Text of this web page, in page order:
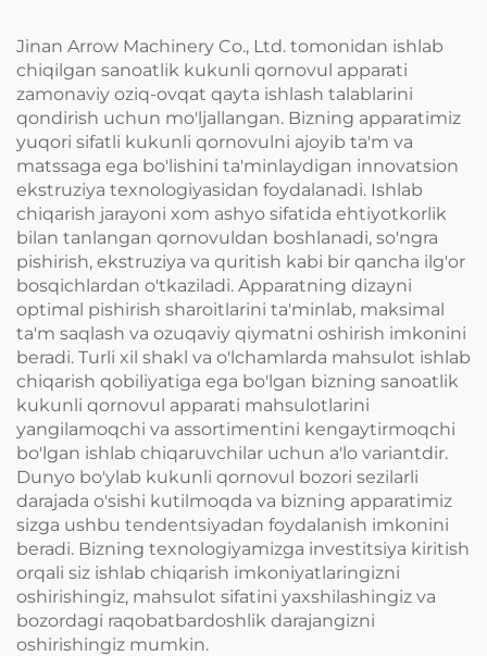
Jinan Arrow Machinery Co., Ltd. tomonidan ishlab
chiqilgan sanoatlik kukunli qornovul apparati
zamonaviy oziq-ovqat qayta ishlash talablarini
qondirish uchun mo'ljallangan. Bizning apparatimiz
yuqori sifatli kukunli qornovulni ajoyib ta'm va
matssaga ega bo'lishini ta'minlaydigan innovatsion
ekstruziya texnologiyasidan foydalanadi. Ishlab
chiqarish jarayoni xom ashyo sifatida ehtiyotkorlik
bilan tanlangan qornovuldan boshlanadi, so'ngra
pishirish, ekstruziya va quritish kabi bir qancha ilg'or
bosqichlardan o'tkaziladi. Apparatning dizayni
optimal pishirish sharoitlarini ta'minlab, maksimal
ta'm saqlash va ozuqaviy qiymatni oshirish imkonini
beradi. Turli xil shakl va o'lchamlarda mahsulot ishlab
chiqarish qobiliyatiga ega bo'lgan bizning sanoatlik
kukunli qornovul apparati mahsulotlarini
yangilamoqchi va assortimentini kengaytirmoqchi
bo'lgan ishlab chiqaruvchilar uchun a'lo variantdir.
Dunyo bo'ylab kukunli qornovul bozori sezilarli
darajada o'sishi kutilmoqda va bizning apparatimiz
sizga ushbu tendentsiyadan foydalanish imkonini
beradi. Bizning texnologiyamizga investitsiya kiritish
orqali siz ishlab chiqarish imkoniyatlaringizni
oshirishingiz, mahsulot sifatini yaxshilashingiz va
bozordagi raqobatbardoshlik darajangizni
oshirishingiz mumkin.